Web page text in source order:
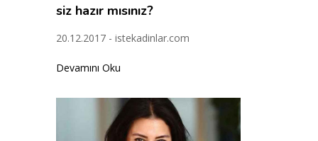
siz hazır mısınız?
20.12.2017 - istekadinlar.com
Devamını Oku